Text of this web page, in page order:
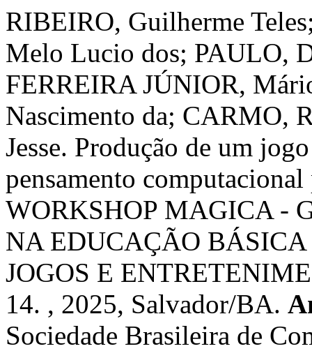
RIBEIRO, Guilherme
Melo Lucio dos; PAULO,
FERREIRA JÚNIOR,
Nascimento da; CARMO,
Jesse. Produção de um
pensamento
WORKSHOP MAGICA -
NA EDUCAÇÃO
JOGOS E
14. , 2025, Salvador/BA.
Sociedade Brasileira de